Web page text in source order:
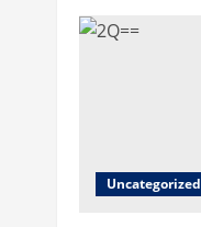
Uncategorized